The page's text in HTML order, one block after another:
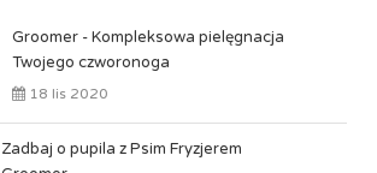
Groomer - Kompleksowa pielęgnacja
Twojego czworonoga
18 lis 2020
Zadbaj o pupila z Psim Fryzjerem